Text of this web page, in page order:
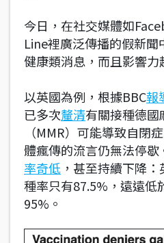
今日，在社交媒體如
Line裡廣泛傳播的假新
健康類消息，而且影響力
以英國為例，根據BBC報
已多次釐清有關接種德國
（MMR）可能導致自閉
體瘋傳的流言仍無法停歇
率奇低 ，甚至持續下降
種率只有87.5%，遠遠低
95%。